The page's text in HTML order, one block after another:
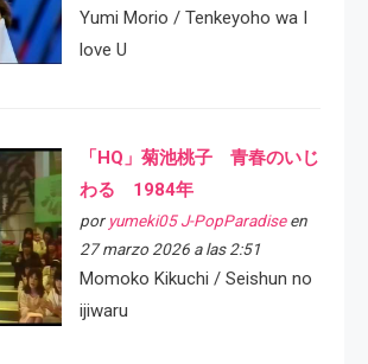
Yumi Morio / Tenkeyoho wa I
love U
「HQ」菊池桃子 青春のいじ
わる 1984年
por yumeki05 J-PopParadiseen
27 marzo 2026 a las 2:51
Momoko Kikuchi / Seishun no
ijiwaru